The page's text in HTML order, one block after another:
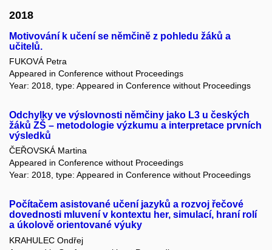
2018
Motivování k učení se němčině z pohledu žáků a
učitelů.
FUKOVÁ Petra
Appeared in Conference without Proceedings
Year: 2018, type: Appeared in Conference without Proceedings
Odchylky ve výslovnosti němčiny jako L3 u českých
žáků ZŠ – metodologie výzkumu a interpretace prvních
výsledků
ČEŘOVSKÁ Martina
Appeared in Conference without Proceedings
Year: 2018, type: Appeared in Conference without Proceedings
Počítačem asistované učení jazyků a rozvoj řečové
dovednosti mluvení v kontextu her, simulací, hraní rolí
a úkolově orientované výuky
KRAHULEC Ondřej